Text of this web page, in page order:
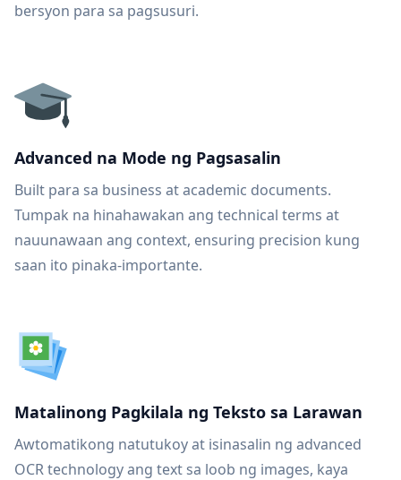
bersyon para sa pagsusuri.
Advanced na Mode ng Pagsasalin
Built para sa business at academic documents.
Tumpak na hinahawakan ang technical terms at
nauunawaan ang context, ensuring precision kung
saan ito pinaka-importante.
Matalinong Pagkilala ng Teksto sa Larawan
Awtomatikong natutukoy at isinasalin ng advanced
OCR technology ang text sa loob ng images, kaya